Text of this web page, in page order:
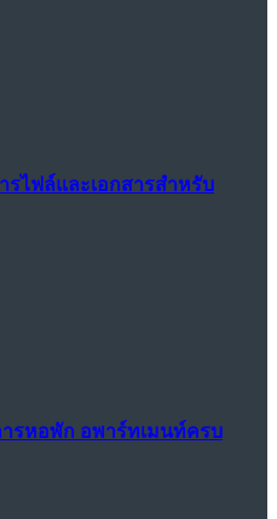
รไฟล์และเอกสารสำหรับ
ารหอพัก อพาร์ทเมนท์ครบ